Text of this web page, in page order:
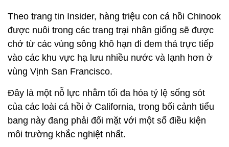
Theo trang tin Insider, hàng triệu con cá hồi Chinook
được nuôi trong các trang trại nhân giống sẽ được
chở từ các vùng sông khô hạn đi đem thả trực tiếp
vào các khu vực hạ lưu nhiều nước và lạnh hơn ở
vùng Vịnh San Francisco.
Đây là một nỗ lực nhằm tối đa hóa tỷ lệ sống sót
của các loài cá hồi ở California, trong bối cảnh tiểu
bang này đang phải đối mặt với một số điều kiện
môi trường khắc nghiệt nhất.